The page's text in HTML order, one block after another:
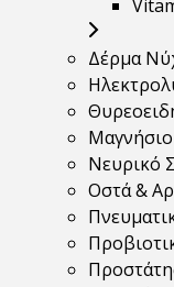
Δέρμα
Μαγνήσιο
Νευρικό
Οστά &